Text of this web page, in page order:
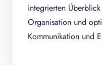
integrierten
Organisation und
Kommunikation und